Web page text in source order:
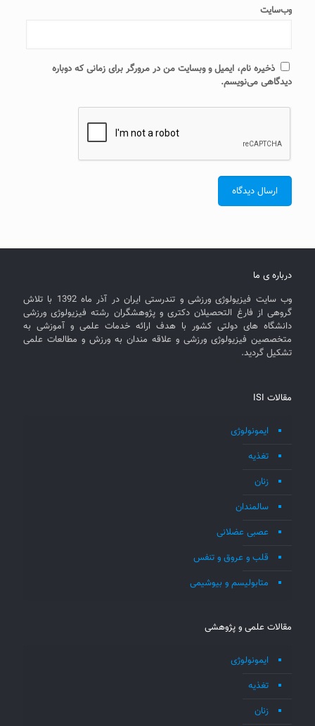
وب‌سایت
ذخیره نام، ایمیل و وبسایت من در مرورگر برای زمانی که دوباره
دیدگاهی می‌نویسم.
درباره ی ما
وب سایت فیزیولوژی ورزشی و تندرستی ایران در آذر ماه 1392 با تلاش
گروهی از فارغ التحصیلان دکتری و پژوهشگران رشته فیزیولوژی ورزشی
دانشگاه های دولتی کشور با هدف ارائه خدمات علمی و آموزشی به
متخصصین فیزیولوژی ورزشی و علاقه مندان به ورزش و مطالعات علمی
تشکیل گردید.
مقالات ISI
ایمونولوژی
تغذیه
زنان
سالمندان
عصبی عضلانی
قلب و عروق و تنفس
متابولیسم و بیوشیمی
مقالات علمی و پژوهشی
ایمونولوژی
تغذیه
زنان